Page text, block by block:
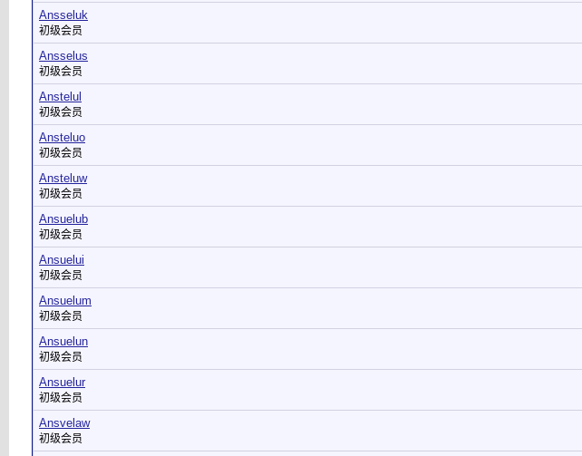
Ansseluk
初级会员
Ansselus
初级会员
Anstelul
初级会员
Ansteluo
初级会员
Ansteluw
初级会员
Ansuelub
初级会员
Ansuelui
初级会员
Ansuelum
初级会员
Ansuelun
初级会员
Ansuelur
初级会员
Ansvelaw
初级会员